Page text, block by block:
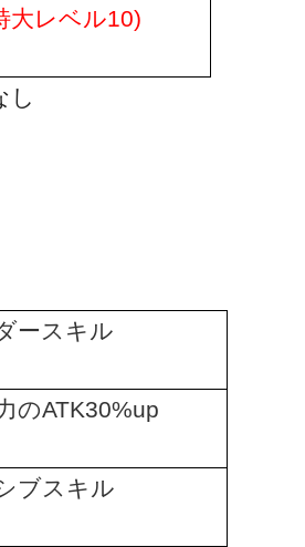
大レベル10)
し
ースキル
のATK30%up
ブスキル